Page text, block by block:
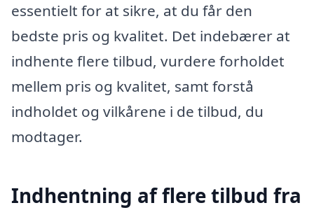
essentielt for at sikre, at du får den
bedste pris og kvalitet. Det indebærer at
indhente flere tilbud, vurdere forholdet
mellem pris og kvalitet, samt forstå
indholdet og vilkårene i de tilbud, du
modtager.
Indhentning af flere tilbud fra